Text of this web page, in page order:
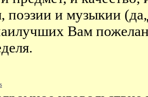
поэзии и музыкии
Вам